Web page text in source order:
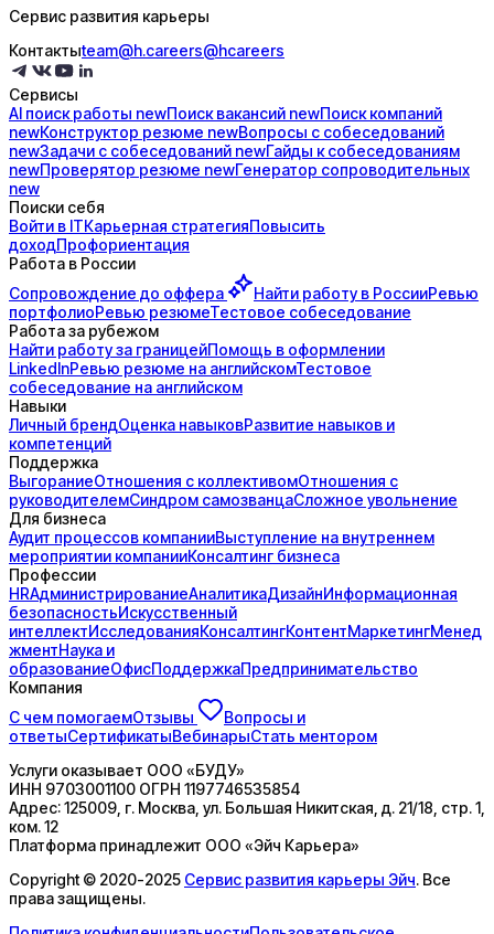
Сервис развития карьеры
Контактыteam@h.careers@hcareers
Сервисы
AI поискработы newПоисквакансий newПоисккомпаний
newКонструктор резюме newВопросы с собеседований
newЗадачи с собеседований newГайды ксобеседованиям
newПроверятор резюме newГенератор сопроводительных
new
Поиски себя
Войти в ITКарьерная стратегияПовысить
доходПрофориентация
Работа в России
Сопровождение до оффера Найти работу в РоссииРевью
портфолиоРевью резюмеТестовое собеседование
Работа за рубежом
Найти работу за границейПомощь в оформлении
LinkedInРевью резюме на английскомТестовое
собеседование на английском
Навыки
Личный брендОценка навыковРазвитие навыков и
компетенций
Поддержка
ВыгораниеОтношения с коллективомОтношения с
руководителемСиндром самозванцаСложное увольнение
Для бизнеса
Аудит процессов компанииВыступление на внутреннем
мероприятии компанииКонсалтинг бизнеса
Профессии
HRАдминистрированиеАналитикаДизайнИнформационная
безопасностьИскусственный
интеллектИсследованияКонсалтингКонтентМаркетингМенед
жментНаука и
образованиеОфисПоддержкаПредпринимательство
Компания
С чем помогаемОтзывы
Вопросы и
ответыСертификатыВебинарыСтать ментором
Услуги оказывает ООО «БУДУ»
ИНН 9703001100 ОГРН 1197746535854
Адрес:125009, г. Москва, ул. Большая Никитская, д. 21/18, стр. 1,
ком. 12
Платформа принадлежит ООО «Эйч Карьера»
Copyright © 2020-2025 Сервис развития карьеры Эйч. Все
права защищены.